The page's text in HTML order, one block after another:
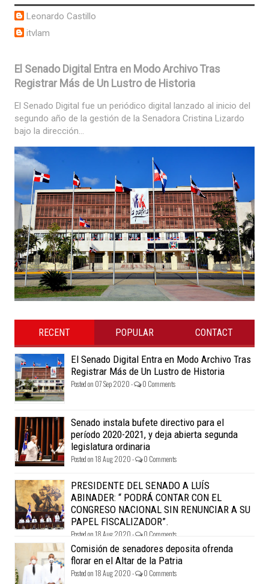
Leonardo Castillo
itvlam
El Senado Digital Entra en Modo Archivo Tras
Registrar Más de Un Lustro de Historia
El Senado Digital fue un periódico digital lanzado al inicio del
segundo año de la gestión de la Senadora Cristina Lizardo
bajo la dirección...
RECENT POPULAR CONTACT
El Senado Digital Entra en Modo Archivo Tras
Registrar Más de Un Lustro de Historia
Posted on 07 Sep 2020 - 0 Comments
Senado instala bufete directivo para el
período 2020-2021, y deja abierta segunda
legislatura ordinaria
Posted on 18 Aug 2020 - 0 Comments
PRESIDENTE DEL SENADO A LUÍS
ABINADER: “ PODRÁ CONTAR CON EL
CONGRESO NACIONAL SIN RENUNCIAR A SU
PAPEL FISCALIZADOR”.
Posted on 18 Aug 2020 - 0 Comments
Comisión de senadores deposita ofrenda
florar en el Altar de la Patria
Posted on 18 Aug 2020 - 0 Comments